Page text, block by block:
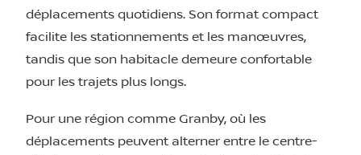
déplacements quotidiens. Son format compact
facilite les stationnements et les manœuvres,
tandis que son habitacle demeure confortable
pour les trajets plus longs.
Pour une région comme Granby, où les
déplacements peuvent alterner entre le centre-